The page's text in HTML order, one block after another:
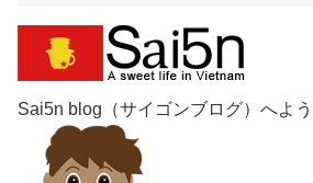
Sai5n blog（サイゴンブログ）へよう